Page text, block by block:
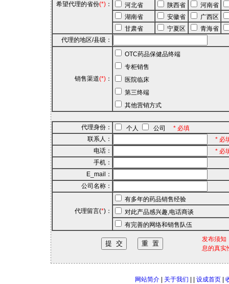
希望代理的省份(*)：
河北省
陕西省
河南省
湖南省
安徽省
广西区
甘肃省
宁夏区
青海省
代理的地区/县级：
销售渠道(*)：
OTC药品保健品终端
专柜销售
医院临床
第三终端
其他营销方式
代理身份： 个人 公司 * 必填
联系人：
* 必
电话：
* 必
手机：
E_mail：
公司名称：
代理留言(*)：
有多年的药品销售经验
对此产品感兴趣,电话商谈
有完善的网络和销售队伍
发布须知
息的真实
网站简介| 关于我们 设成首页|